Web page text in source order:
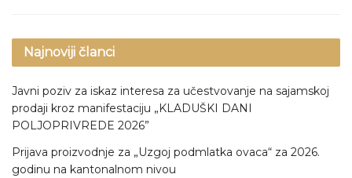
Najnoviji članci
Javni poziv za iskaz interesa za učestvovanje na sajamskoj
prodaji kroz manifestaciju „KLADUŠKI DANI
POLJOPRIVREDE 2026”
Prijava proizvodnje za „Uzgoj podmlatka ovaca“ za 2026.
godinu na kantonalnom nivou